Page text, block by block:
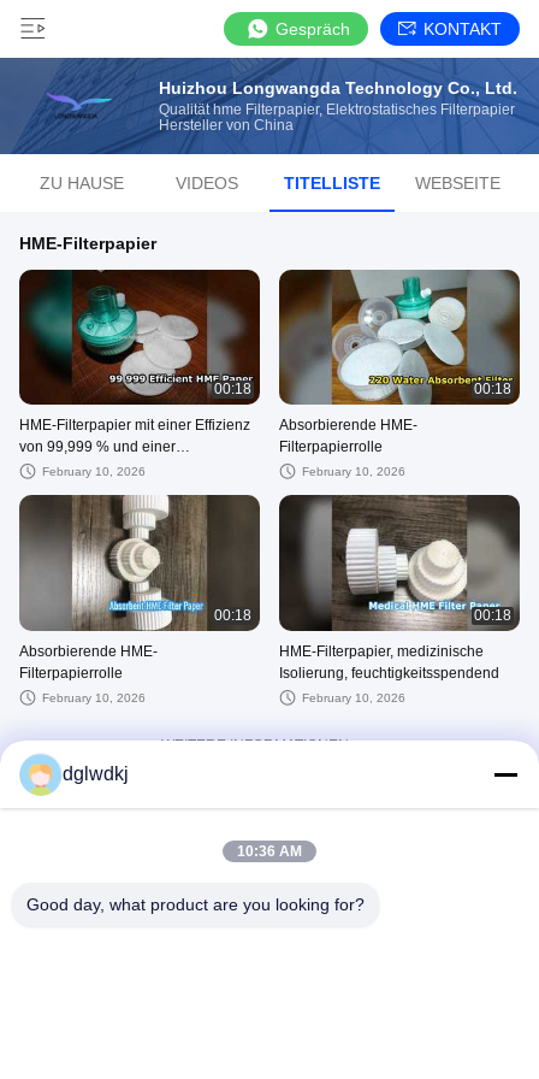
Gespräch KONTAKT
Huizhou Longwangda Technology Co., Ltd.
Qualität hme Filterpapier, Elektrostatisches Filterpapier
Hersteller von China
ZU HAUSE VIDEOS TITELLISTE WEBSEITE
HME-Filterpapier
00:18
HME-Filterpapier mit einer Effizienz
von 99,999 % und einer
Wasseraufnahme von 220 %
February 10, 2026
00:18
Absorbierende HME-
Filterpapierrolle
February 10, 2026
00:18
Absorbierende HME-
Filterpapierrolle
February 10, 2026
00:18
HME-Filterpapier, medizinische
Isolierung, feuchtigkeitsspendend
February 10, 2026
WEITERE INFORMATIONEN
Andere Videos
dglwdkj
10:36 AM
Good day, what product are you looking for?